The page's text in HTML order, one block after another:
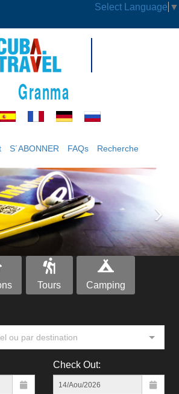
Select Language ▼
Granma
S´ABONNER FAQs Recherche
›
Tours Camping
ou par destination
Check Out: